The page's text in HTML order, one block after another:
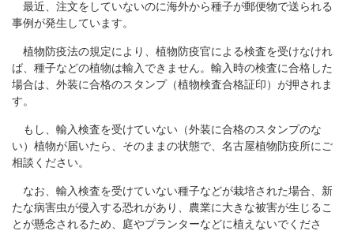
最近、注文をしていないのに海外から種子が郵便物で送られる
事例が発生しています。
植物防疫法の規定により、植物防疫官による検査を受けなけれ
ば、種子などの植物は輸入できません。輸入時の検査に合格した
場合は、外装に合格のスタンプ（植物検査合格証印）が押されま
す。
もし、輸入検査を受けていない（外装に合格のスタンプのな
い）植物が届いたら、そのままの状態で、名古屋植物防疫所にご
相談ください。
なお、輸入検査を受けていない種子などが栽培された場合、新
たな病害虫が侵入する恐れがあり、農業に大きな被害が生じるこ
とが懸念されるため、庭やプランターなどに植えないでくださ